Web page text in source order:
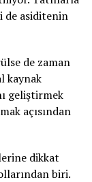
de asiditenin
de zaman
kaynak
geliştirmek
açısından
dikkat
biri.